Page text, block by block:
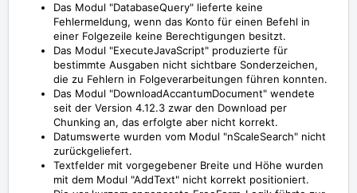
Das Modul "DatabaseQuery" lieferte keine
Fehlermeldung, wenn das Konto für einen Befehl in
einer Folgezeile keine Berechtigungen besitzt.
Das Modul "ExecuteJavaScript" produzierte für
bestimmte Ausgaben nicht sichtbare Sonderzeichen,
die zu Fehlern in Folgeverarbeitungen führen konnten.
Das Modul "DownloadAccantumDocument" wendete
seit der Version 4.12.3 zwar den Download per
Chunking an, das erfolgte aber nicht korrekt.
Datumswerte wurden vom Modul "nScaleSearch" nicht
zurückgeliefert.
Textfelder mit vorgegebener Breite und Höhe wurden
mit dem Modul "AddText" nicht korrekt positioniert.